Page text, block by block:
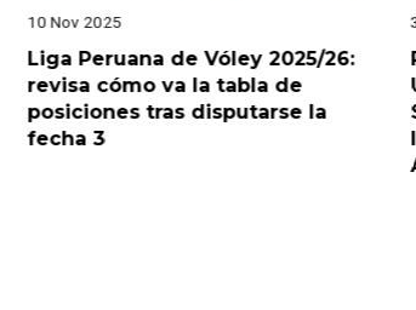
10 Nov 2025
Liga Peruana de Vóley 2025/26:
revisa cómo va la tabla de
posiciones tras disputarse la
fecha 3